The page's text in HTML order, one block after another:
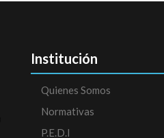
Institución
Quienes Somos
Normativas
P.E.D.I